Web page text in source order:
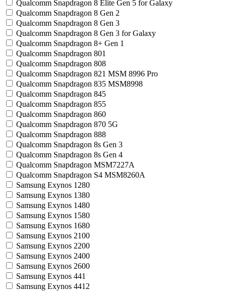
Qualcomm Snapdragon 8 Elite Gen 5 for Galaxy
Qualcomm Snapdragon 8 Gen 2
Qualcomm Snapdragon 8 Gen 3
Qualcomm Snapdragon 8 Gen 3 for Galaxy
Qualcomm Snapdragon 8+ Gen 1
Qualcomm Snapdragon 801
Qualcomm Snapdragon 808
Qualcomm Snapdragon 821 MSM 8996 Pro
Qualcomm Snapdragon 835 MSM8998
Qualcomm Snapdragon 845
Qualcomm Snapdragon 855
Qualcomm Snapdragon 860
Qualcomm Snapdragon 870 5G
Qualcomm Snapdragon 888
Qualcomm Snapdragon 8s Gen 3
Qualcomm Snapdragon 8s Gen 4
Qualcomm Snapdragon MSM7227A
Qualcomm Snapdragon S4 MSM8260A
Samsung Exynos 1280
Samsung Exynos 1380
Samsung Exynos 1480
Samsung Exynos 1580
Samsung Exynos 1680
Samsung Exynos 2100
Samsung Exynos 2200
Samsung Exynos 2400
Samsung Exynos 2600
Samsung Exynos 441
Samsung Exynos 4412